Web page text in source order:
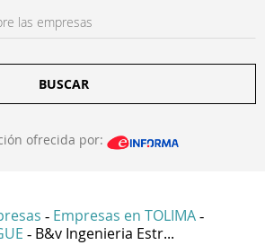
BUSCAR
ofrecida por:
- Empresas en TOLIMA -
- B&v Ingenieria Estr...